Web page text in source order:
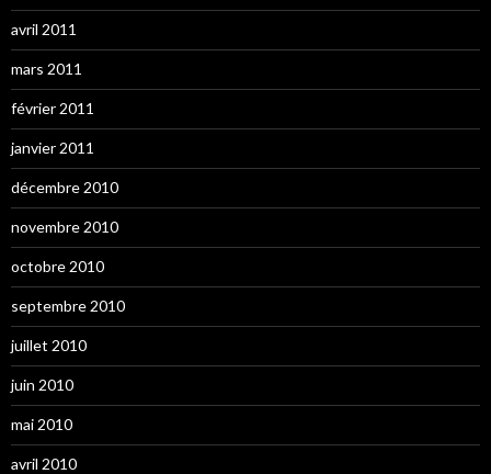
avril 2011
mars 2011
février 2011
janvier 2011
décembre 2010
novembre 2010
octobre 2010
septembre 2010
juillet 2010
juin 2010
mai 2010
avril 2010